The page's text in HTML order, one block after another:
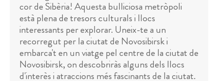
cor de Sibèria! Aquesta bulliciosa metròpoli
està plena de tresors culturals i llocs
interessants per explorar. Uneix-te a un
recorregut per la ciutat de Novosibirsk i
embarca't en un viatge pel centre de la ciutat de
Novosibirsk, on descobriràs alguns dels llocs
d'interès i atraccions més fascinants de la ciutat.